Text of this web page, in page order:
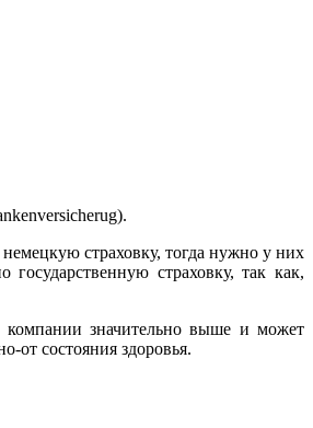
страховку, тогда нужно у них
страховку, так как,
компании значительно выше и может
от состояния здоровья.